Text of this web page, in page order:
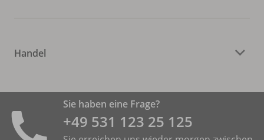
Handel
Sie haben eine Frage?
+49 531 ­123 25 125